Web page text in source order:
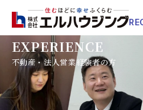
EXPERIENCE
不動産・法人営業経験者の方